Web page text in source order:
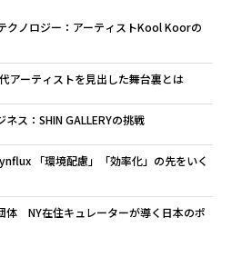
ノロジー：アーティストKool Koorの
アーティストを見出した舞台裏とは
ス：SHIN GALLERYの挑戦
「環境配慮」「効率化」の先をいく
NY在住キュレーターが導く日本のポ